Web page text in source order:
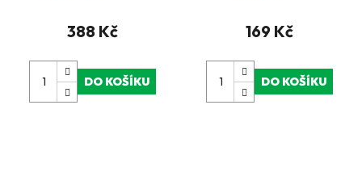
388 Kč
DO KOŠÍKU
169 Kč
DO KOŠÍKU